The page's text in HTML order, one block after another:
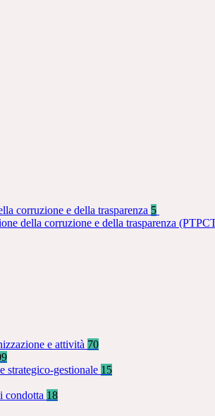
corruzione e della trasparenza 5
della corruzione e della trasparenza
e attività 70
strategico-gestionale 15
condotta 18